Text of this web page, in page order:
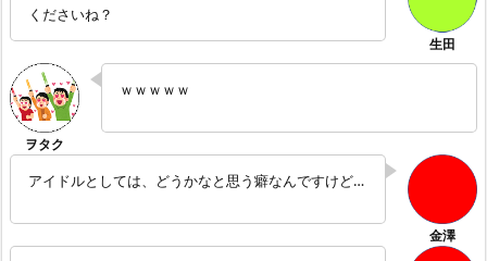
くださいね？
ｗｗｗｗｗ
アイドルとしては、どうかなと思う癖なんですけど…